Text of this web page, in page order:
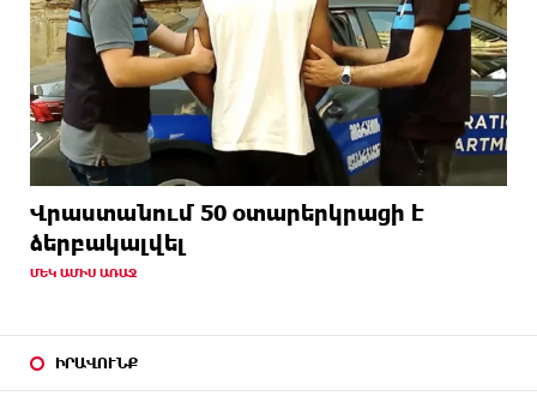
Վրաստանում 50 օտարերկրացի է
ձերբակալվել
ՄԵԿ ԱՄԻՍ ԱՌԱՋ
ԻՐԱՎՈՒՆՔ